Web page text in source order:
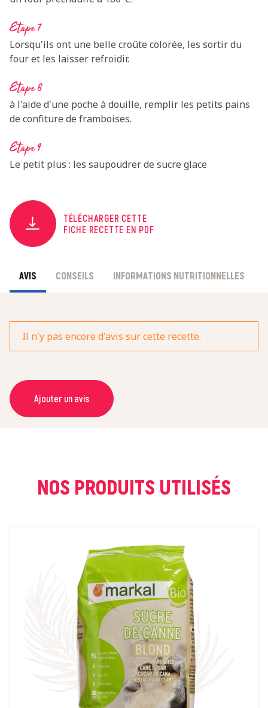
Etape 7
Lorsqu'ils ont une belle croûte colorée, les sortir du
four et les laisser refroidir.
Etape 8
à l'aide d'une poche à douille, remplir les petits pains
de confiture de framboises.
Etape 9
Le petit plus : les saupoudrer de sucre glace
TÉLÉCHARGER CETTE
FICHE RECETTE EN PDF
AVIS CONSEILS INFORMATIONS NUTRITIONNELLES
Il n'y pas encore d'avis sur cette recette.
Ajouter un avis
NOM *
COMMENTAIRE *
En cochant cette case, je donne mon accord pour que
markal utilise les données saisies dans ce formulaire
pour traiter et afficher le nom saisi, la note et le
commentaire de manière publique sur cette page. Pour
plus d'informations sur le traitement de ces données,
consulter la page des mentions légales. *
NOS PRODUITS UTILISÉS